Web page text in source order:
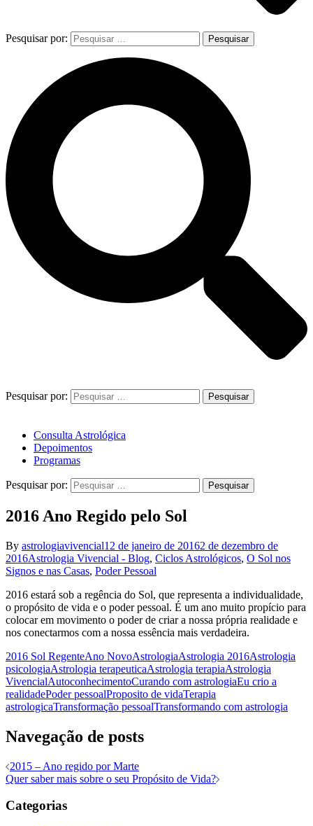
Pesquisar por:
Pesquisar por:
Consulta Astrológica
Depoimentos
Programas
Pesquisar por:
2016 Ano Regido pelo Sol
By astrologiavivencial12 de janeiro de 20162 de dezembro de
2016Astrologia Vivencial - Blog, Ciclos Astrológicos, O Sol nos
Signos e nas Casas, Poder Pessoal
2016 estará sob a regência do Sol, que representa a individualidade,
o propósito de vida e o poder pessoal. É um ano muito propício para
colocar em movimento o poder de criar a nossa própria realidade e
nos conectarmos com a nossa essência mais verdadeira.
2016 Sol RegenteAno NovoAstrologiaAstrologia 2016Astrologia
psicologiaAstrologia terapeuticaAstrologia terapiaAstrologia
VivencialAutoconhecimentoCurando com astrologiaEu crio a
realidadePoder pessoalProposito de vidaTerapia
astrologicaTransformação pessoalTransformando com astrologia
Navegação de posts
2015 – Ano regido por Marte
Quer saber mais sobre o seu Propósito de Vida?
Categorias